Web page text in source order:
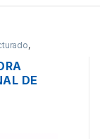
,
DE